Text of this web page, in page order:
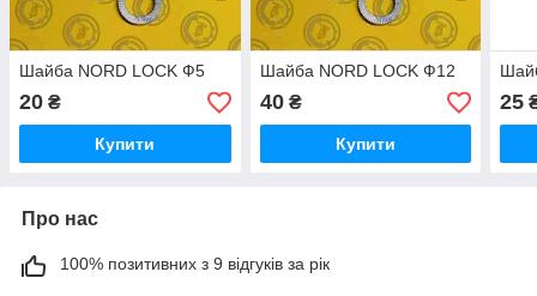
Шайба NORD LOCK Ф5
20 ₴
Купити
Шайба NORD LOCK Ф12
40₴
Купити
25
Про нас
100% позитивних з 9 відгуків за рік